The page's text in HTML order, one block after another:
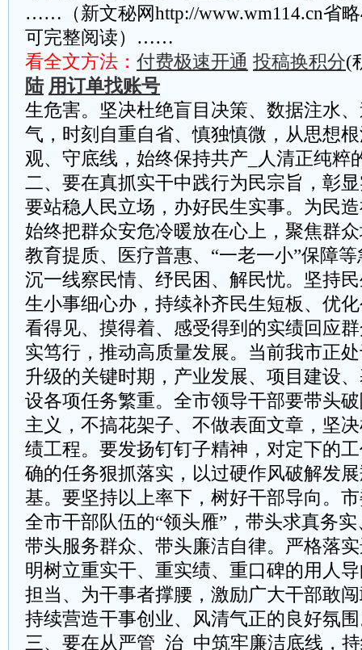
……（新文秘网http://www.wm114.cn省
可完整阅读）……
看全文方法： 付费极速开通 投稿换积分(
陆 用订单找账号
生危害。坚决杜绝盲目决策、数据注水
气，时刻自重自省、慎独慎微，从思想
观、守底线，始终保持共产_人清正纯粹
二、要在真抓实干中践行为民宗旨，彰
要站稳人民立场，办好民生实事。为民
始终把群众安危冷暖放在心上，聚焦群
教育提质、医疗普惠、“一老一小”保障
沉一线察民情、纾民困、解民忧。坚持
生小事细心办，持续补齐民生短板、优
看得见、摸得着、感受得到的实绩回应
实笃行，推动高质量发展。当前我市正
升级的关键时期，产业发展、项目建设
设各项任务繁重。全市领导干部要带头
主义，不搞花架子、不做表面文章，坚
绩工程。要发扬钉钉子精神，对定下的
确的任务狠抓落实，以过硬作风破解发
基。要坚持以上率下，树好干部导向。
全市干部队伍的“领头雁”，带头求真务
带头服务群众、带头廉洁自律。严格落
明树立重实干、重实绩、重口碑的用人
担当、为干事者撑腰，激励广大干部敢
持续营造干事创业、风清气正的良好氛
三、要在从严管_治_中筑牢廉洁底线，